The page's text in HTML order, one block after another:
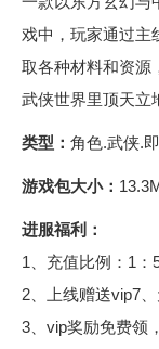
戏中，玩家通过主
取各种材料和资源
武侠世界里顶天立
类型： 角色.武侠.
游戏包大小：
进服福利：
1、充值比例：1：
2、上线赠送vip7
3、vip奖励免费领